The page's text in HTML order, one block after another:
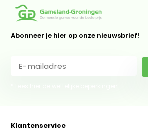
Abonneer je hier op onze nieuwsbrief!
Klantenservice